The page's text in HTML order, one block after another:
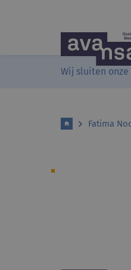
Wij sluiten onze
Fatima